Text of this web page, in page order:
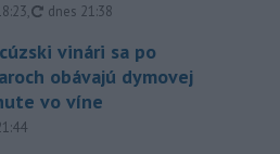
, aktualizované
dnes 21:38
vinári sa po
obávajú dymovej
vo víne